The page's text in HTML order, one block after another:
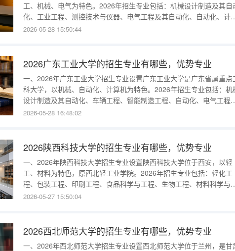
工、机械、电气为特色。2026年招生专业包括：机械设计制造及其自
化、工业工程、测控技术与仪器、电气工程及其自动化、自动化、计
机科学与技术、软件工程、电子信息工程、通信工程、材料科学与工
类等。2026年新增
2026-05-28 15:50:44
2026广东工业大学的招生专业有哪些，优势专业
一、2026年广东工业大学招生专业设置广东工业大学是广东省属重点
科大学，以机械、自动化、计算机为特色。2026年招生专业包括：机
设计制造及其自动化、车辆工程、智能制造工程、自动化、电气工程
计算机科学与技术、软件工程、数据科学与大数据技术、人工智能、
会计学、工商管理
2026-05-28 16:48:02
2026陕西科技大学的招生专业有哪些，优势专业
一、2026年陕西科技大学招生专业设置陕西科技大学位于西安，以轻
工、材料为特色，原西北轻工业学院。2026年招生专业包括：轻化工
程、包装工程、印刷工程、食品科学与工程、生物工程、材料科学与
程（无机非金属）、高分子材料、机械设计制造及其自动化、工业设
计学类等。2026年新增
2026-05-27 15:50:04
2026西北师范大学的招生专业有哪些，优势专业
一、2026年西北师范大学招生专业设置西北师范大学位于兰州，是甘